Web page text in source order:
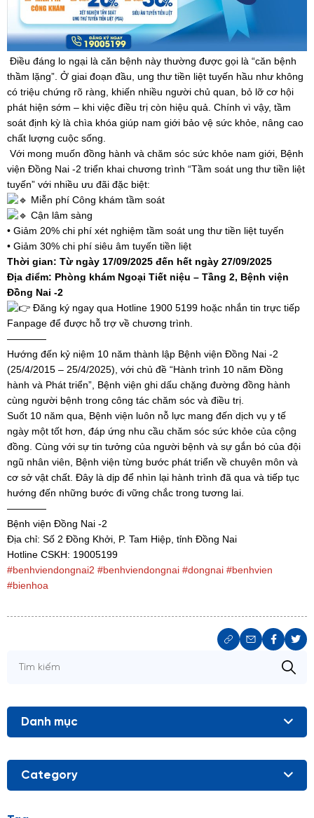
Điều đáng lo ngại là căn bệnh này thường được gọi là “căn bệnh
thầm lặng”. Ở giai đoạn đầu, ung thư tiền liệt tuyến hầu như không
có triệu chứng rõ ràng, khiến nhiều người chủ quan, bỏ lỡ cơ hội
phát hiện sớm – khi việc điều trị còn hiệu quả. Chính vì vậy, tầm
soát định kỳ là chìa khóa giúp nam giới bảo vệ sức khỏe, nâng cao
chất lượng cuộc sống.
Với mong muốn đồng hành và chăm sóc sức khỏe nam giới, Bệnh
viện Đồng Nai -2 triển khai chương trình “Tầm soát ung thư tiền liệt
tuyến” với nhiều ưu đãi đặc biệt:
Miễn phí Công khám tầm soát
Cận lâm sàng
• Giảm 20% chi phí xét nghiệm tầm soát ung thư tiền liệt tuyến
• Giảm 30% chi phí siêu âm tuyến tiền liệt
Thời gian: Từ ngày 17/09/2025 đến hết ngày 27/09/2025
Địa điểm: Phòng khám Ngoại Tiết niệu – Tầng 2, Bệnh viện
Đồng Nai -2
Đăng ký ngay qua Hotline 1900 5199 hoặc nhắn tin trực tiếp
Fanpage để được hỗ trợ về chương trình.
————
Hướng đến kỷ niệm 10 năm thành lập Bệnh viện Đồng Nai -2
(25/4/2015 – 25/4/2025), với chủ đề “Hành trình 10 năm Đồng
hành và Phát triển”, Bệnh viện ghi dấu chặng đường đồng hành
cùng người bệnh trong công tác chăm sóc và điều trị.
Suốt 10 năm qua, Bệnh viện luôn nỗ lực mang đến dịch vụ y tế
ngày một tốt hơn, đáp ứng nhu cầu chăm sóc sức khỏe của cộng
đồng. Cùng với sự tin tưởng của người bệnh và sự gắn bó của đội
ngũ nhân viên, Bệnh viện từng bước phát triển về chuyên môn và
cơ sở vật chất. Đây là dịp để nhìn lại hành trình đã qua và tiếp tục
hướng đến những bước đi vững chắc trong tương lai.
————
Bệnh viện Đồng Nai -2
Địa chỉ: Số 2 Đồng Khởi, P. Tam Hiệp, tỉnh Đồng Nai
Hotline CSKH: 19005199
#benhviendongnai2 #benhviendongnai #dongnai #benhvien
#bienhoa
Danh mục
Category